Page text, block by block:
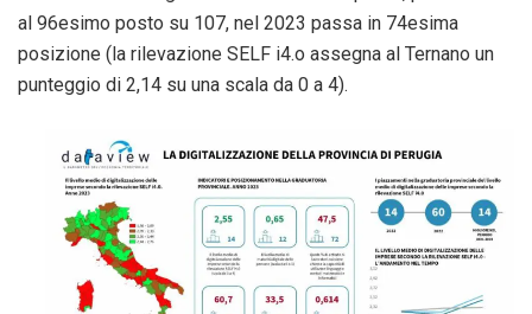
al 96esimo posto su 107, nel 2023 passa in 74esima
posizione (la rilevazione SELF i4.o assegna al Ternano un
punteggio di 2,14 su una scala da 0 a 4).